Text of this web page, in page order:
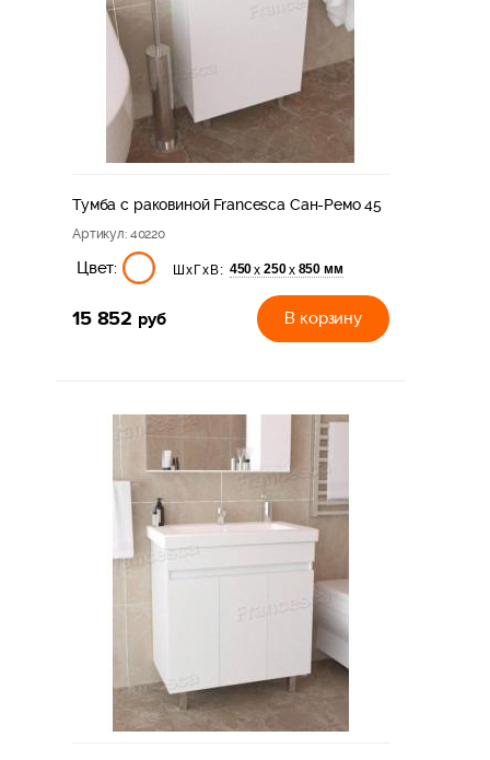
Тумба с раковиной Francesca Сан-Ремо 45
Артикул: 40220
Цвет: ШхГхВ: 450х 250х 850 мм
15 852 руб В корзину